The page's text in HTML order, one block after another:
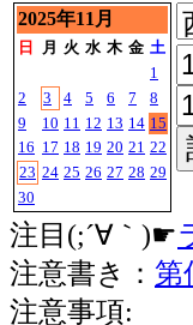
2025年11月
日 月 火 水 木 金 土
1
2
3 4 5 6 7
8
9
10 11 12 13 14 15
16 17 18 19 20 21 22
23 24 25 26 27 28 29
30
注目(;´∀｀)☛
注意書き： 第
注意事項: